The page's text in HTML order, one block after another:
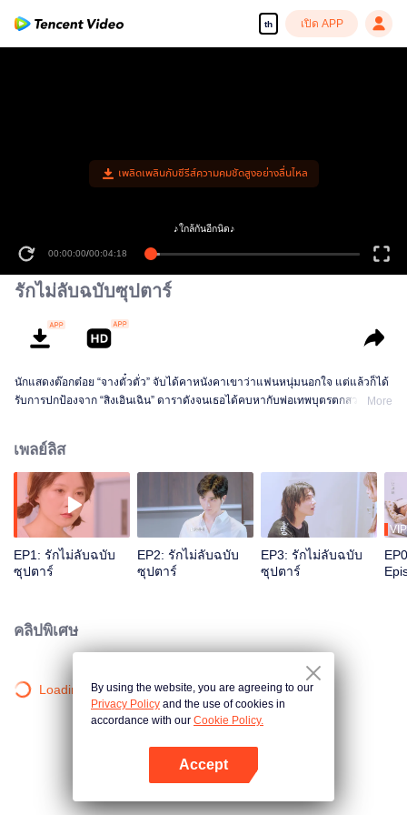
th เปิด APP
เพลิดเพลินกับซีรีส์ความคมชัดสูงอย่างลื่นไหล
00:00:00/00:04:18
♪ใกล้กันอีกนิด♪
รักไม่ลับฉบับซุปตาร์
นักแสดงต๊อกต๋อย “จางตั๋วตั่ว” จับได้คาหนังคาเขาว่าแฟนหนุ่มนอกใจ แต่แล้วก็ได้
รับการปกป้องจาก “สิงเอินเฉิน” ดาราดังจนเธอได้คบหากับพ่อเทพบุตรตกสวรรค์คน
จากร่วมกันฝ่าฟัน ในที่สุดทั้งสองก็ได้จูงมือเดินเคียงข้างกัน
More
เพลย์ลิส
EP1: รักไม่ลับฉบับ
ซุปตาร์
EP2: รักไม่ลับฉบับ
ซุปตาร์
EP3: รักไม่ลับฉบับ
ซุปตาร์
VIP
คลิปพิเศษ
Loading…By using the website, you are agreeing to our
Privacy Policy and the use of cookies in
accordance with our Cookie Policy.
Accept